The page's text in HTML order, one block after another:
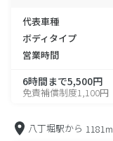
代表車種
ボディタイプ
営業時間
6時間まで5,500円
免責補償制度1,100円
八丁堀駅から 1181m